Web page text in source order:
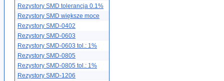
Rezystory SMD tolerancja 0.1%
Rezystory SMD większe moce
Rezystory SMD-0402
Rezystory SMD-0603
Rezystory SMD-0603 tol.: 1%
Rezystory SMD-0805
Rezystory SMD-0805 tol.: 1%
Rezystory SMD-1206